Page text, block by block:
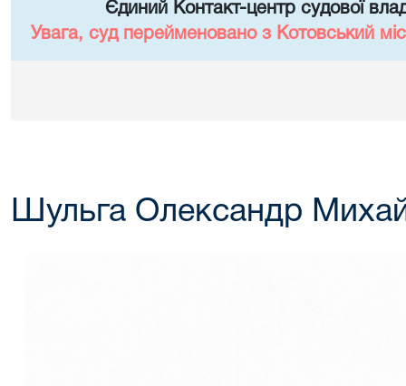
Єдиний Контакт-центр судової
Увага, суд перейменовано з Котовський
Шульга Олександр